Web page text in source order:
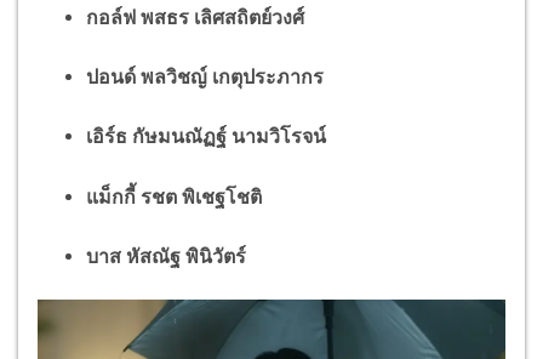
กอล์ฟ พสธร เลิศสถิตย์วงศ์
ปอนด์ พลวิชญ์ เกตุประภากร
เอิร์ธ กัษมนณัฏฐ์ นามวิโรจน์
แม็กกี้ รชต พิเชฐโชติ
บาส หัสณัฐ พินิวัตร์